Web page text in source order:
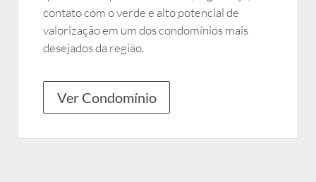
contato com o verde e alto potencial de
valorização em um dos condomínios mais
desejados da região.
Ver Condomínio